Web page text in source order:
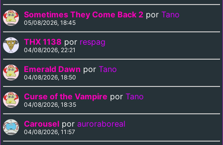
Sometimes They Come Back 2 por Tano
05/08/2026, 18:45
THX 1138 por respag
04/08/2026, 22:21
Emerald Dawn por Tano
04/08/2026, 18:50
Curse of the Vampire por Tano
04/08/2026, 18:35
Carousel por auroraboreal
04/08/2026, 11:57